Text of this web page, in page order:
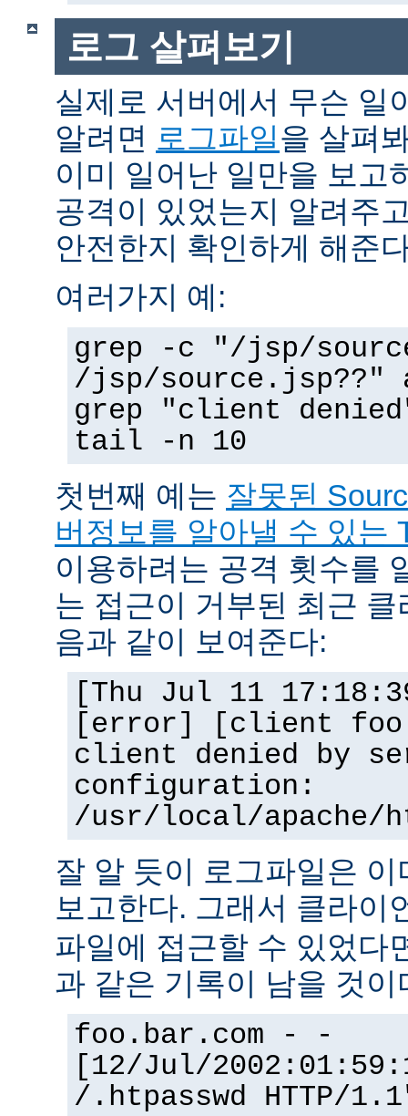
로그 살펴보기
실제로 서버에서 무슨 일
알려면 로그파일을 살펴
이미 일어난 일만을 보고
공격이 있었는지 알려주
안전한지 확인하게 해준
여러가지 예:
grep -c "/jsp/
/jsp/source.jsp??"
grep "client
tail -n 10
첫번째 예는 잘못된
버정보를 알아낼 수 있는
이용하려는 공격 횟수를
는 접근이 거부된 최근
음과 같이 보여준다:
[Thu Jul 11
[error] [client
client denied by
configuration:
/usr/local/apache/
잘 알 듯이 로그파일은
보고한다. 그래서 클라이
파일에 접근할 수 있었다
과 같은 기록이 남을 것이
foo.bar.com - -
[12/Jul/
/.htpasswd HTTP/